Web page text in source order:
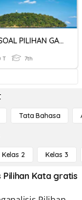
LKS SOAL PILIHAN GANDA
T 7th
Tata Bahasa
Kelas 2 Kelas 3
Kata gratis